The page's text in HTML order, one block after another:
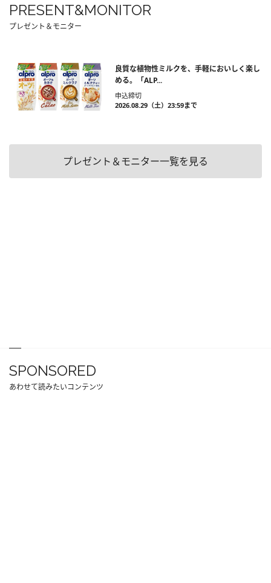
PRESENT&MONITOR
プレゼント＆モニター
良質な植物性ミルクを、手軽においしく楽し
める。「ALP...
申込締切
2026.08.29（土）23:59まで
プレゼント＆モニター一覧を見る
SPONSORED
あわせて読みたいコンテンツ